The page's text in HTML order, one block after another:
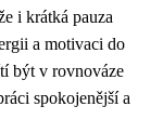
i krátká pauza
a motivaci do
být v rovnováze
spokojenější a